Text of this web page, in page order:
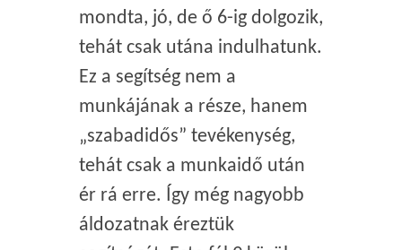
mondta, jó, de ő 6-ig dolgozik,
tehát csak utána indulhatunk.
Ez a segítség nem a
munkájának a része, hanem
„szabadidős” tevékenység,
tehát csak a munkaidő után
ér rá erre. Így még nagyobb
áldozatnak éreztük